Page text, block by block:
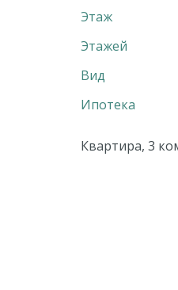
Этаж
Этажей
Вид
Ипотека
Квартира, 3